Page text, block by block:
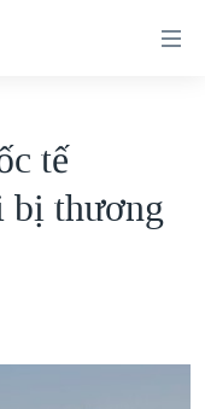
tế
bị thương